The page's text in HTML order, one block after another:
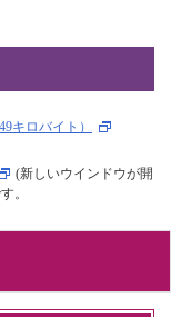
キロバイト）
(新しいウインドウが開
。